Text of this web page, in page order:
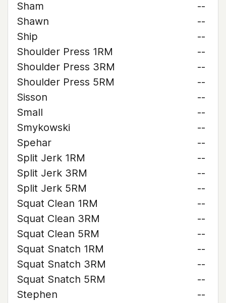
Sham
--
Shawn
--
Ship
--
Shoulder Press 1RM
--
Shoulder Press 3RM
--
Shoulder Press 5RM
--
Sisson
--
Small
--
Smykowski
--
Spehar
--
Split Jerk 1RM
--
Split Jerk 3RM
--
Split Jerk 5RM
--
Squat Clean 1RM
--
Squat Clean 3RM
--
Squat Clean 5RM
--
Squat Snatch 1RM
--
Squat Snatch 3RM
--
Squat Snatch 5RM
--
Stephen
--